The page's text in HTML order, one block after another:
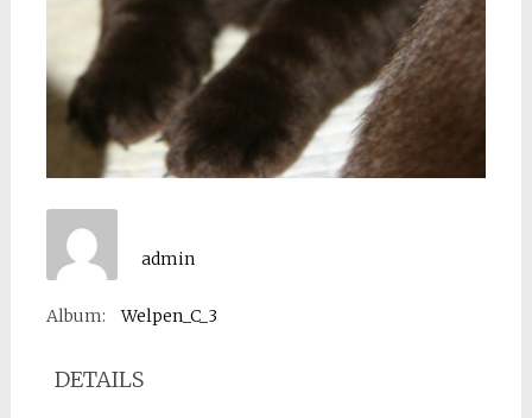
admin
Album: Welpen_C_3
DETAILS